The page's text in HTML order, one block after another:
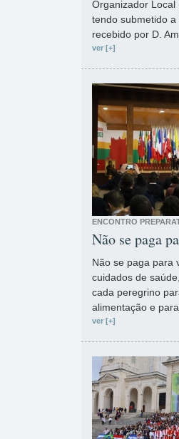
Organizador Local
tendo submetido
recebido por D.
ver [+]
ENCONTRO
Não se paga
Não se paga para
cuidados de
cada peregrino
alimentação e
ver [+]